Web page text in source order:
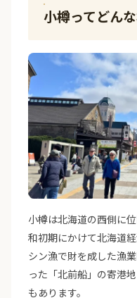
小樽ってどん
小樽は北海道の西側に
和初期にかけて北海道
シン漁で財を成した漁
った「北前船」の寄港
もあります。